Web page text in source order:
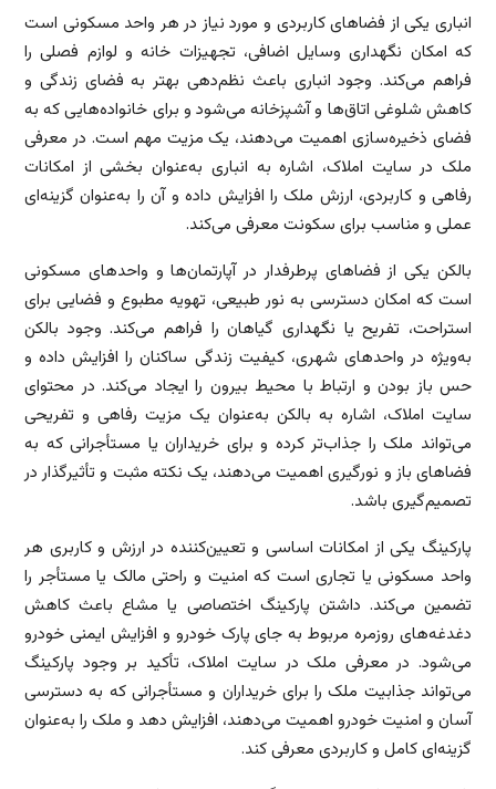
انباری یکی از فضاهای کاربردی و مورد نیاز در هر واحد مسکونی است
که امکان نگهداری وسایل اضافی، تجهیزات خانه و لوازم فصلی را
فراهم می‌کند. وجود انباری باعث نظم‌دهی بهتر به فضای زندگی و
کاهش شلوغی اتاق‌ها و آشپزخانه می‌شود و برای خانواده‌هایی که به
فضای ذخیره‌سازی اهمیت می‌دهند، یک مزیت مهم است. در معرفی
ملک در سایت املاک، اشاره به انباری به‌عنوان بخشی از امکانات
رفاهی و کاربردی، ارزش ملک را افزایش داده و آن را به‌عنوان گزینه‌ای
عملی و مناسب برای سکونت معرفی می‌کند.
بالکن یکی از فضاهای پرطرفدار در آپارتمان‌ها و واحدهای مسکونی
است که امکان دسترسی به نور طبیعی، تهویه مطبوع و فضایی برای
استراحت، تفریح یا نگهداری گیاهان را فراهم می‌کند. وجود بالکن
به‌ویژه در واحدهای شهری، کیفیت زندگی ساکنان را افزایش داده و
حس باز بودن و ارتباط با محیط بیرون را ایجاد می‌کند. در محتوای
سایت املاک، اشاره به بالکن به‌عنوان یک مزیت رفاهی و تفریحی
می‌تواند ملک را جذاب‌تر کرده و برای خریداران یا مستأجرانی که به
فضاهای باز و نورگیری اهمیت می‌دهند، یک نکته مثبت و تأثیرگذار در
تصمیم‌گیری باشد.
پارکینگ یکی از امکانات اساسی و تعیین‌کننده در ارزش و کاربری هر
واحد مسکونی یا تجاری است که امنیت و راحتی مالک یا مستأجر را
تضمین می‌کند. داشتن پارکینگ اختصاصی یا مشاع باعث کاهش
دغدغه‌های روزمره مربوط به جای پارک خودرو و افزایش ایمنی خودرو
می‌شود. در معرفی ملک در سایت املاک، تأکید بر وجود پارکینگ
می‌تواند جذابیت ملک را برای خریداران و مستأجرانی که به دسترسی
آسان و امنیت خودرو اهمیت می‌دهند، افزایش دهد و ملک را به‌عنوان
گزینه‌ای کامل و کاربردی معرفی کند.